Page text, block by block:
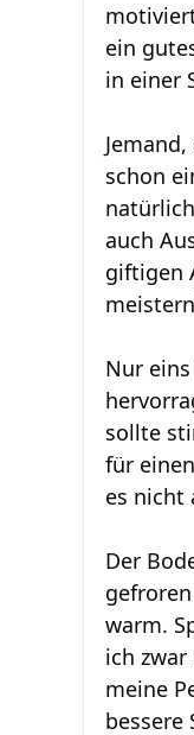
ein
in einer
schon
auch
giftigen
Nur
sollte
für
es nicht
Der
warm.
ich
meine
bessere